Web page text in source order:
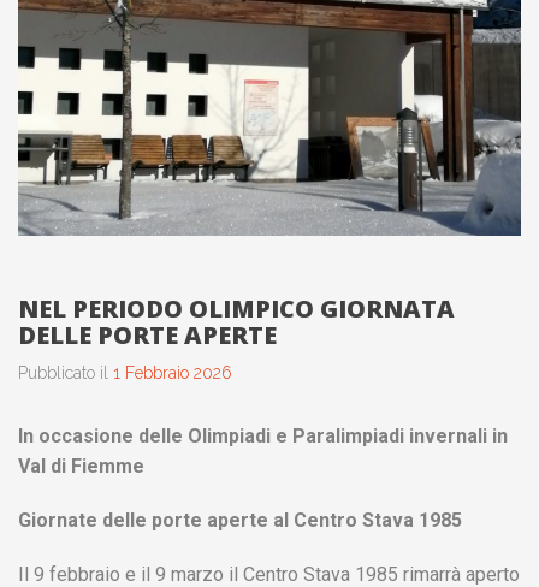
NEL PERIODO OLIMPICO GIORNATA
DELLE PORTE APERTE
Pubblicato il 1 Febbraio 2026
In occasione delle Olimpiadi e Paralimpiadi invernali in
Val di Fiemme
Giornate delle porte aperte al Centro Stava 1985
Il 9 febbraio e il 9 marzo il Centro Stava 1985 rimarrà aperto